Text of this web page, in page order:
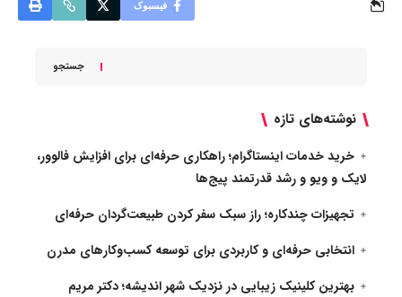
فیسبوک
جستجو
نوشته‌های تازه
خرید خدمات اینستاگرام؛ راهکاری حرفه‌ای برای افزایش فالوور،
لایک و ویو و رشد قدرتمند پیج‌ها
تجهیزات چندکاره؛ راز سبک سفر کردن طبیعت‌گردان حرفه‌ای
انتخابی حرفه‌ای و کاربردی برای توسعه کسب‌وکارهای مدرن
بهترین کلینیک زیبایی در نزدیک شهر اندیشه؛ دکتر مریم